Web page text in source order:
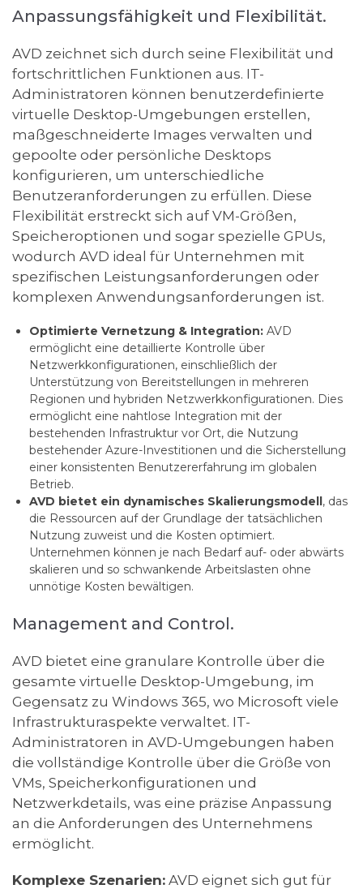
Anpassungsfähigkeit und Flexibilität.
AVD zeichnet sich durch seine Flexibilität und
fortschrittlichen Funktionen aus. IT-
Administratoren können benutzerdefinierte
virtuelle Desktop-Umgebungen erstellen,
maßgeschneiderte Images verwalten und
gepoolte oder persönliche Desktops
konfigurieren, um unterschiedliche
Benutzeranforderungen zu erfüllen. Diese
Flexibilität erstreckt sich auf VM-Größen,
Speicheroptionen und sogar spezielle GPUs,
wodurch AVD ideal für Unternehmen mit
spezifischen Leistungsanforderungen oder
komplexen Anwendungsanforderungen ist.
Optimierte Vernetzung & Integration: AVD
ermöglicht eine detaillierte Kontrolle über
Netzwerkkonfigurationen, einschließlich der
Unterstützung von Bereitstellungen in mehreren
Regionen und hybriden Netzwerkkonfigurationen. Dies
ermöglicht eine nahtlose Integration mit der
bestehenden Infrastruktur vor Ort, die Nutzung
bestehender Azure-Investitionen und die Sicherstellung
einer konsistenten Benutzererfahrung im globalen
Betrieb.
AVD bietet ein dynamisches Skalierungsmodell , das
die Ressourcen auf der Grundlage der tatsächlichen
Nutzung zuweist und die Kosten optimiert.
Unternehmen können je nach Bedarf auf- oder abwärts
skalieren und so schwankende Arbeitslasten ohne
unnötige Kosten bewältigen.
Management and Control.
AVD bietet eine granulare Kontrolle über die
gesamte virtuelle Desktop-Umgebung, im
Gegensatz zu Windows 365, wo Microsoft viele
Infrastrukturaspekte verwaltet. IT-
Administratoren in AVD-Umgebungen haben
die vollständige Kontrolle über die Größe von
VMs, Speicherkonfigurationen und
Netzwerkdetails, was eine präzise Anpassung
an die Anforderungen des Unternehmens
ermöglicht.
Komplexe Szenarien: AVD eignet sich gut für